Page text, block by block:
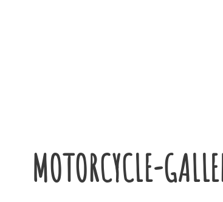
MOTORCYCLE-